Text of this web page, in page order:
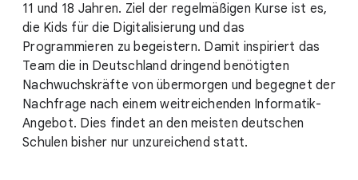
11 und 18 Jahren. Ziel der regelmäßigen Kurse ist es,
die Kids für die Digitalisierung und das
Programmieren zu begeistern. Damit inspiriert das
Team die in Deutschland dringend benötigten
Nachwuchskräfte von übermorgen und begegnet der
Nachfrage nach einem weitreichenden Informatik-
Angebot. Dies findet an den meisten deutschen
Schulen bisher nur unzureichend statt.